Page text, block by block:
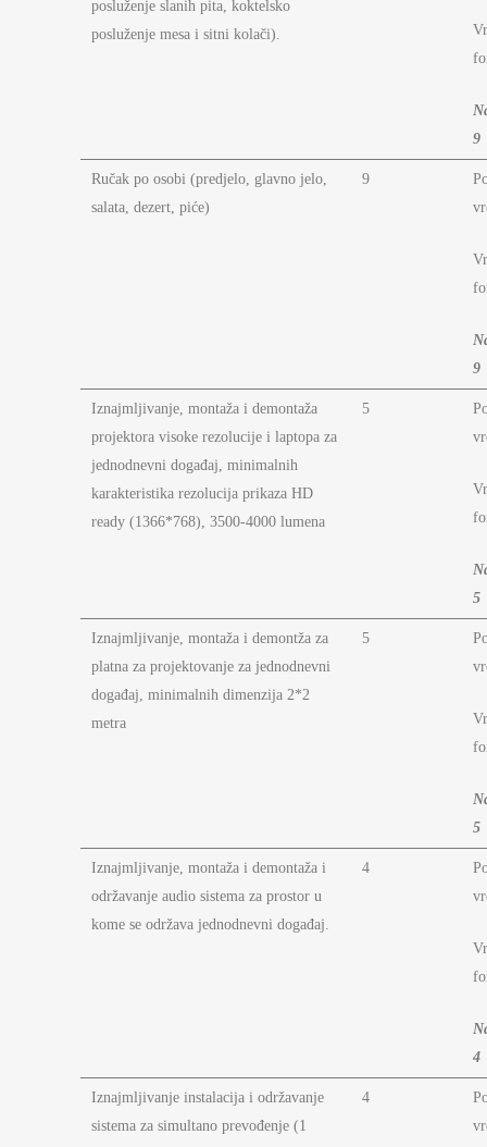
posluženje slanih pita, koktelsko
posluženje mesa i sitni kolači).
9
Ručak po osobi (predjelo, glavno jelo,
salata, dezert, piće)
9
9
Iznajmljivanje, montaža i demontaža
projektora visoke rezolucije i laptopa za
jednodnevni događaj, minimalnih
karakteristika rezolucija prikaza HD
ready (1366*768), 3500-4000 lumena
5
5
Iznajmljivanje, montaža i demontža za
platna za projektovanje za jednodnevni
događaj, minimalnih dimenzija 2*2
metra
5
5
Iznajmljivanje, montaža i demontaža i
održavanje audio sistema za prostor u
kome se održava jednodnevni događaj.
4
4
Iznajmljivanje instalacija i održavanje
sistema za simultano prevođenje (1
4